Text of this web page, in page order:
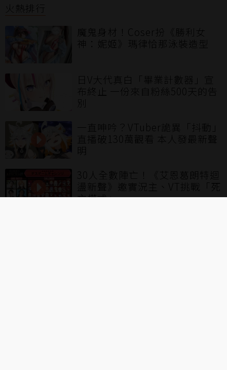
火熱排行
魔鬼身材！Coser扮《勝利女
神：妮姬》瑪律恰那泳裝造型
日V大代真白「畢業計數器」宣
布終止 一份來自粉絲500天的告
別
一直呻吟？VTuber詭異「抖動」
直播破130萬觀看 本人發最新聲
明
30人全數陣亡！《艾恩葛朗特迴
盪新聲》邀實況主、VT挑戰「死
亡模式」